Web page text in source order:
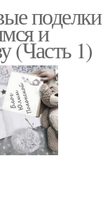
из бумаги
из пластилина
поделки
и
(Часть 1)